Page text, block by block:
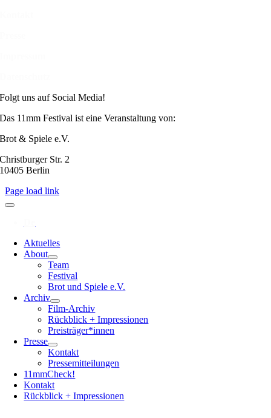
Folgt uns auf Social Media!
Das 11mm Festival ist eine Veranstaltung von:
Brot & Spiele e.V.
Christburger Str. 2
10405 Berlin
Page load link
Aktuelles
About
Team
Festival
Brot und Spiele e.V.
Archiv
Film-Archiv
Rückblick + Impressionen
Preisträger*innen
Presse
Kontakt
Pressemitteilungen
11mmCheck!
Kontakt
Rückblick + Impressionen